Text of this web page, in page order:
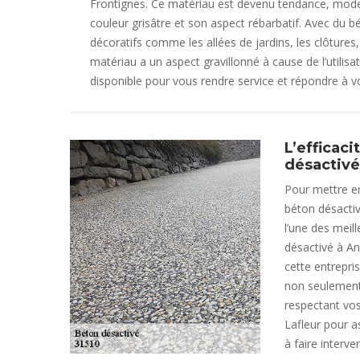
Frontignes. Ce matériau est devenu tendance,
couleur grisâtre et son aspect rébarbatif. Avec du
décoratifs comme les allées de jardins, les
matériau a un aspect gravillonné à cause de
disponible pour vous rendre service et répondre à
Pour mettre
béton
l’une des
désactivé à
cette
non
respectant
Lafleur pour
à faire